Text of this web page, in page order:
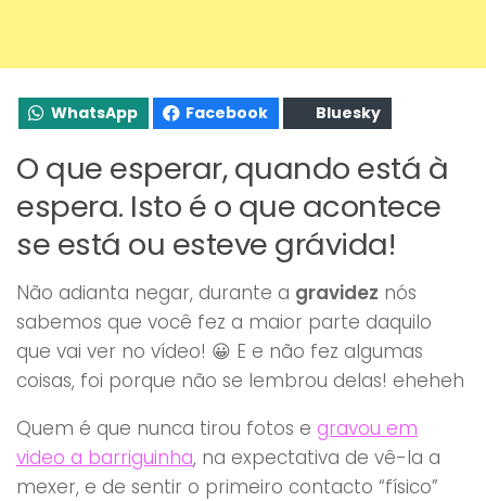
WhatsApp Facebook Bluesky
O que esperar, quando está à
espera. Isto é o que acontece
se está ou esteve grávida!
Não adianta negar, durante a gravidez nós
sabemos que você fez a maior parte daquilo
que vai ver no vídeo! 😀 E e não fez algumas
coisas, foi porque não se lembrou delas! eheheh
Quem é que nunca tirou fotos e gravou em
video a barriguinha, na expectativa de vê-la a
mexer, e de sentir o primeiro contacto “físico”